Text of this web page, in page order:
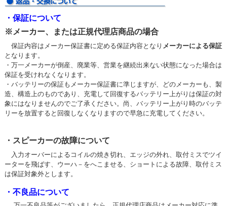
・保証について
※メーカー、または正規代理店商品の場合
保証内容はメーカー保証書に定める保証内容となり メーカーによる保証
となります。
・万一メーカーが倒産、廃業等、営業を継続出来ない状態になった場合は
保証を受けれなくなります。
・バッテリーの保証もメーカー保証書に準じますが、どのメーカーも、製
造、構造上のものであり、充電して回復するバッテリー上がりは保証の対
象にはなりませんのでご了承ください。尚、バッテリー上がり時のバッテ
リーを放置すると回復しなくなりますので早急に充電してください。
・スピーカーの故障について
入力オーバーによるコイルの焼き切れ、エッジの外れ、取付ミスでツイ
ーターを飛ばす、ウーハ－をへこませる、ショートによる故障、取付ミス
は保証対象外とします。
・不良品について